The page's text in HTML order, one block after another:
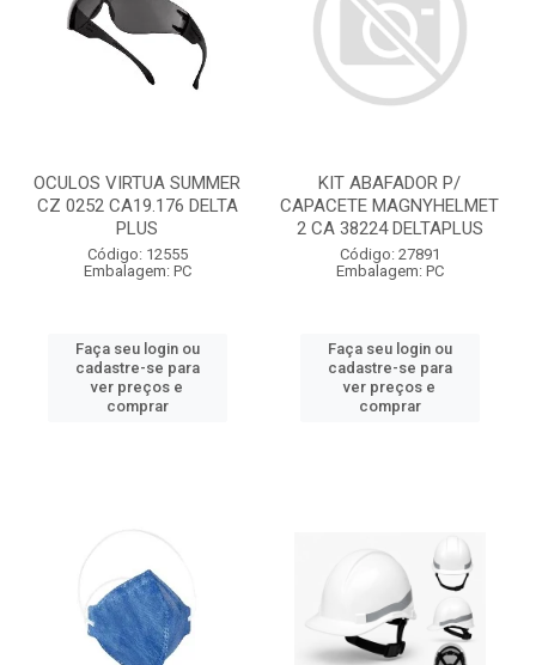
OCULOS VIRTUA SUMMER
CZ 0252 CA19.176 DELTA
PLUS
Código: 12555
Embalagem: PC
Faça seu login ou
cadastre-se para
ver preços e
comprar
KIT ABAFADOR P/
CAPACETE MAGNYHELMET
2 CA 38224 DELTAPLUS
Código: 27891
Embalagem: PC
Faça seu login ou
cadastre-se para
ver preços e
comprar